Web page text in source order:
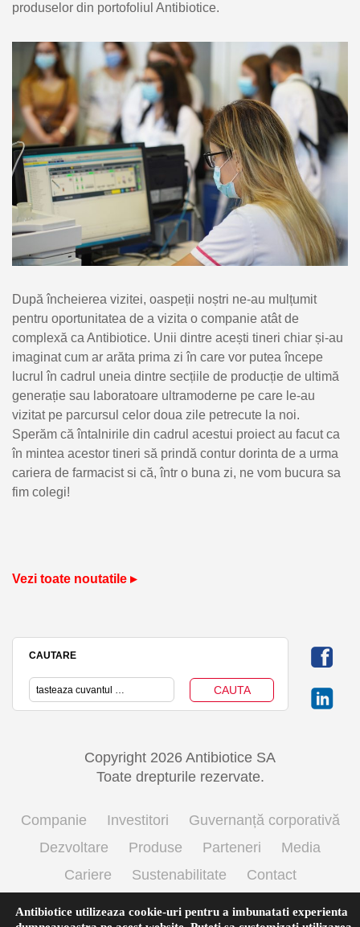
produselor din portofoliul Antibiotice.
După încheierea vizitei, oaspeții noștri ne-au mulțumit
pentru oportunitatea de a vizita o companie atât de
complexă ca Antibiotice. Unii dintre acești tineri chiar și-au
imaginat cum ar arăta prima zi în care vor putea începe
lucrul în cadrul uneia dintre secțiile de producție de ultimă
generație sau laboratoare ultramoderne pe care le-au
vizitat pe parcursul celor doua zile petrecute la noi.
Sperăm că întalnirile din cadrul acestui proiect au facut ca
în mintea acestor tineri să prindă contur dorinta de a urma
cariera de farmacist si că, într o buna zi, ne vom bucura sa
fim colegi!
Vezi toate noutatile ▸
CAUTARE
Copyright 2026 Antibiotice SA
Toate drepturile rezervate.
Companie Investitori
Guvernanță corporativă
Dezvoltare
Produse Parteneri
Media
Cariere
Sustenabilitate
Contact
Antibiotice utilizeaza cookie-uri pentru a imbunatati experienta